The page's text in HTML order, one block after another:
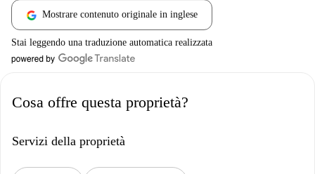
Mostrare contenuto originale in inglese
Stai leggendo una traduzione automatica realizzata
Cosa offre questa proprietà?
Servizi della proprietà